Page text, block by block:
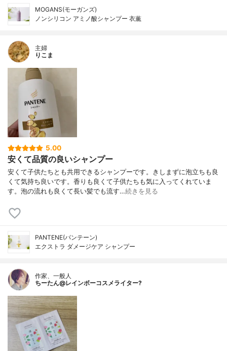
MOGANS(モーガンズ)
ノンシリコン アミノ酸シャンプー 衣薫
主婦
りこま
5.00
安くて品質の良いシャンプー
安くて子供たちとも共用できるシャンプーです。きしまずに泡立ちも良
くて気持ち良いです。香りも良くて子供たちも気に入ってくれていま
す。泡の流れも良くて長い髪でも流す…続きを見る
PANTENE(パンテーン)
エクストラ ダメージケア シャンプー
作家、一般人
ちーたん@レインボーコスメライター?